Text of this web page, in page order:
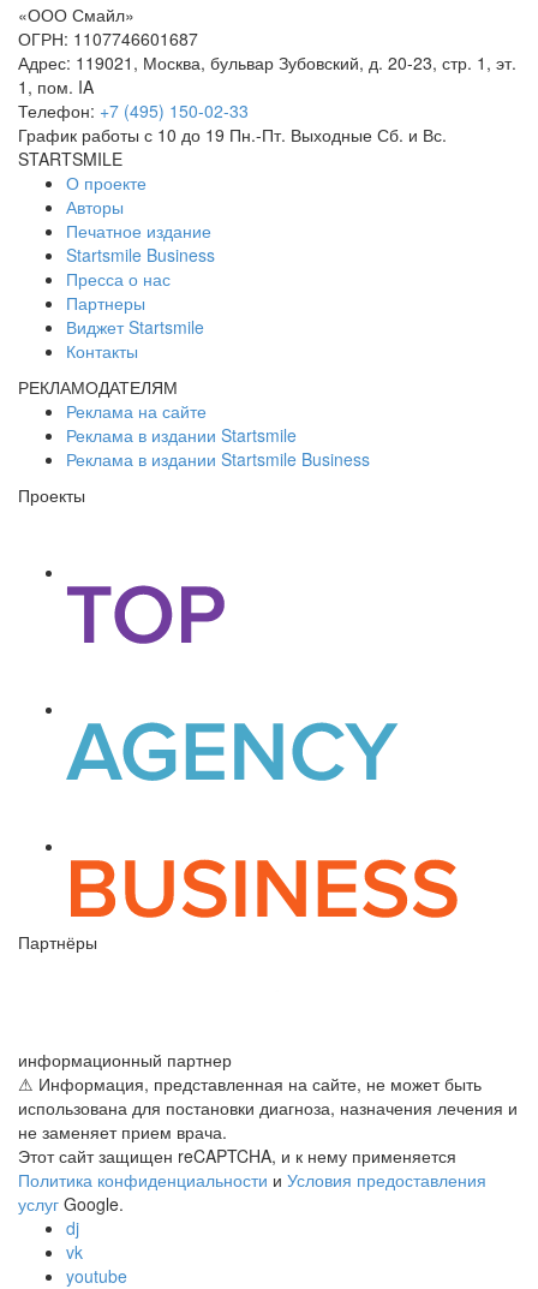
«ООО Смайл»
ОГРН: 1107746601687
Адрес: 119021, Москва, бульвар Зубовский, д. 20-23, стр. 1, эт.
1, пом. IA
Телефон: +7 (495) 150-02-33
График работы с 10 до 19 Пн.-Пт. Выходные Сб. и Вс.
STARTSMILE
О проекте
Авторы
Печатное издание
Startsmile Business
Пресса о нас
Партнеры
Виджет Startsmile
Контакты
РЕКЛАМОДАТЕЛЯМ
Реклама на сайте
Реклама в издании Startsmile
Реклама в издании Startsmile Business
Проекты
Партнёры
информационный партнер
⚠ Информация, представленная на сайте, не может быть
использована для постановки диагноза, назначения лечения и
не заменяет прием врача.
Этот сайт защищен reCAPTCHA, и к нему применяется
Политика конфиденциальности и Условия предоставления
услуг Google.
dj
vk
youtube